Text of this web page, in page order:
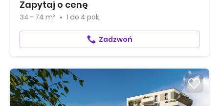
Zapytaj o cenę
34 - 74 m² 1 do 4 pok.
Zadzwoń